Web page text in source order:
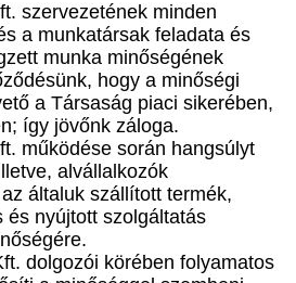
minden
a munkatársak feladata és
munka minőségének
hogy a minőségi
a Társaság piaci sikerében,
így jövőnk záloga.
során hangsúlyt
alvállalkozók
általuk szállított termék,
és nyújtott szolgáltatás
dolgozói körében folyamatos